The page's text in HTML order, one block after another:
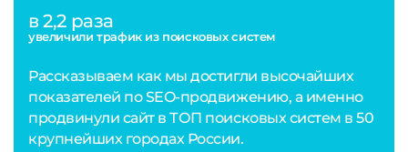
в 2,2 раза
увеличили трафик из поисковых систем
Рассказываем как мы достигли высочайших
показателей по SEO-продвижению, а именно
продвинули сайт в ТОП поисковых систем в 50
крупнейших городах России.